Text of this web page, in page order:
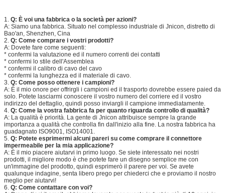
1. Q: È voi una fabbrica o la società per azioni?
A: Siamo una fabbrica. Situato nel complesso industriale di Jnicon, distretto di
Bao'an, Shenzhen, Cina
2. Q: Come comprare i vostri prodotti?
A: Dovete fare come seguenti:
* confermi la valutazione ed il numero correnti dei contatti
* confermi lo stile dell'Assemblea
* confermi il calibro di cavo del cavo
* confermi la lunghezza ed il materiale di cavo.
3. Q: Come posso ottenere i campioni?
A: È il mio onore per offrirgli i campioni ed il trasporto dovrebbe essere paied da
solo. Potete lasciarmi conoscere il vostro numero del corriere ed il vostro
indirizzo del dettaglio, quindi posso inviargli il campione immediatamente.
4. Q: Come la vostra fabbrica fa per quanto riguarda controllo di qualità?
A: La qualità è priorità. La gente di Jnicon attribuisce sempre la grande
importanza a qualità che controlla fin dall'inizio alla fine. La nostra fabbrica ha
guadagnato ISO9001, ISO14001.
5. Q: Potete esprimermi alcuni pareri su come comprare il connettore
impermeabile per la mia applicazione?
A: È il mio piacere aiutarvi in primo luogo. Se siete interessato nei nostri
prodotti, il migliore modo è che potete fare un disegno semplice me con
un'immagine del prodotto, quindi esprimerò il parere per voi. Se avete
qualunque indagine, senta libero prego per chiederci che e proviamo il nostro
meglio per aiutarvi!
6. Q: Come contattare con voi?